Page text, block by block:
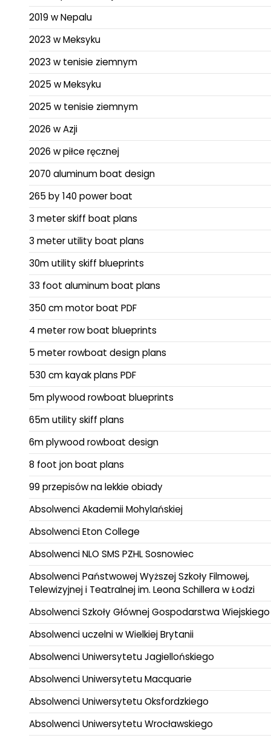
2019 w Nepalu
2023 w Meksyku
2023 w tenisie ziemnym
2025 w Meksyku
2025 w tenisie ziemnym
2026 w Azji
2026 w piłce ręcznej
2070 aluminum boat design
265 by 140 power boat
3 meter skiff boat plans
3 meter utility boat plans
30m utility skiff blueprints
33 foot aluminum boat plans
350 cm motor boat PDF
4 meter row boat blueprints
5 meter rowboat design plans
530 cm kayak plans PDF
5m plywood rowboat blueprints
65m utility skiff plans
6m plywood rowboat design
8 foot jon boat plans
99 przepisów na lekkie obiady
Absolwenci Akademii Mohylańskiej
Absolwenci Eton College
Absolwenci NLO SMS PZHL Sosnowiec
Absolwenci Państwowej Wyższej Szkoły Filmowej,
Telewizyjnej i Teatralnej im. Leona Schillera w Łodzi
Absolwenci Szkoły Głównej Gospodarstwa Wiejskiego
Absolwenci uczelni w Wielkiej Brytanii
Absolwenci Uniwersytetu Jagiellońskiego
Absolwenci Uniwersytetu Macquarie
Absolwenci Uniwersytetu Oksfordzkiego
Absolwenci Uniwersytetu Wrocławskiego